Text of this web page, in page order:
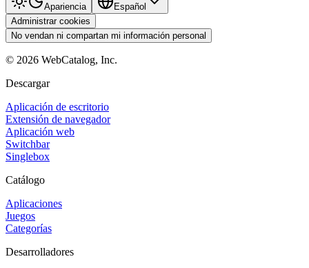
Apariencia
Español
Administrar cookies
No vendan ni compartan mi información personal
© 2026 WebCatalog, Inc.
Descargar
Aplicación de escritorio
Extensión de navegador
Aplicación web
Switchbar
Singlebox
Catálogo
Aplicaciones
Juegos
Categorías
Desarrolladores